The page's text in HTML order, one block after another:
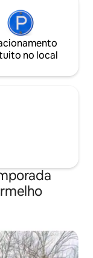
no local